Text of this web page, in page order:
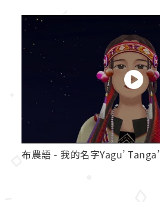
布農語 - 我的名字Yagu’ Tanga’